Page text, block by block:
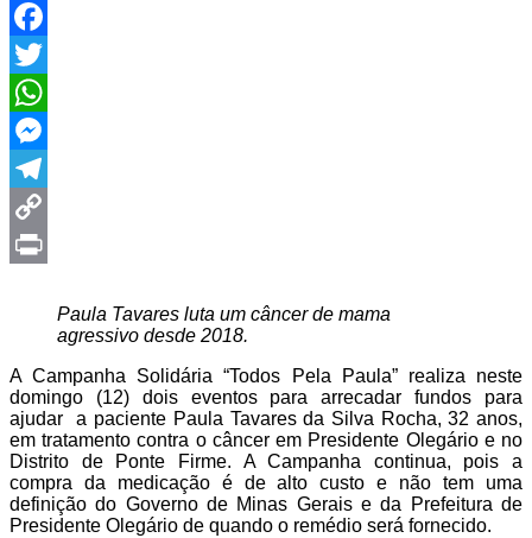
Facebook
Twitter
WhatsApp
Messenger
Telegram
Copy
Paula Tavares luta um câncer de mama
agressivo desde 2018.
A Campanha Solidária “Todos Pela Paula” realiza neste
domingo (12) dois eventos para arrecadar fundos para
ajudar a paciente Paula Tavares da Silva Rocha, 32 anos,
em tratamento contra o câncer em Presidente Olegário e no
Distrito de Ponte Firme. A Campanha continua, pois a
compra da medicação é de alto custo e não tem uma
definição do Governo de Minas Gerais e da Prefeitura de
Presidente Olegário de quando o remédio será fornecido.